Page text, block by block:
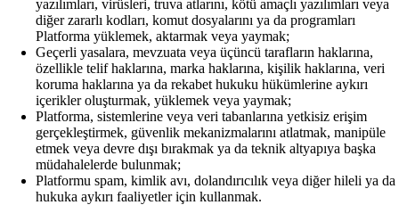
yazılımları, virüsleri, truva atlarını, kötü amaçlı yazılımları veya
diğer zararlı kodları, komut dosyalarını ya da programları
Platforma yüklemek, aktarmak veya yaymak;
Geçerli yasalara, mevzuata veya üçüncü tarafların haklarına,
özellikle telif haklarına, marka haklarına, kişilik haklarına, veri
koruma haklarına ya da rekabet hukuku hükümlerine aykırı
içerikler oluşturmak, yüklemek veya yaymak;
Platforma, sistemlerine veya veri tabanlarına yetkisiz erişim
gerçekleştirmek, güvenlik mekanizmalarını atlatmak, manipüle
etmek veya devre dışı bırakmak ya da teknik altyapıya başka
müdahalelerde bulunmak;
Platformu spam, kimlik avı, dolandırıcılık veya diğer hileli ya da
hukuka aykırı faaliyetler için kullanmak.